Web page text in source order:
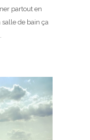
partout en
salle de bain ça